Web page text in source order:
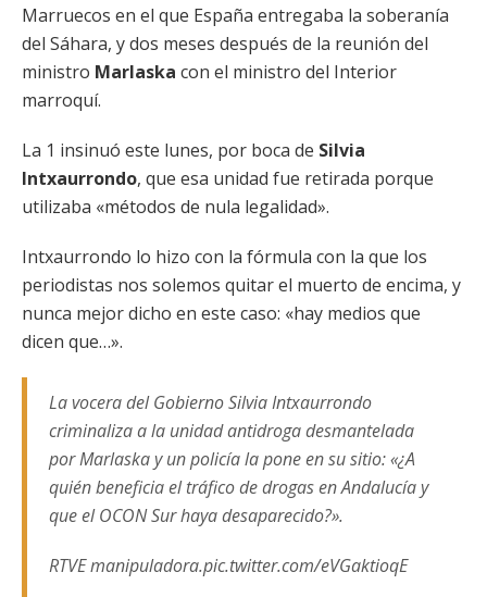
Marruecos en el que España entregaba la soberanía
del Sáhara, y dos meses después de la reunión del
ministro Marlaska con el ministro del Interior
marroquí.
La 1 insinuó este lunes, por boca de Silvia
Intxaurrondo, que esa unidad fue retirada porque
utilizaba «métodos de nula legalidad».
Intxaurrondo lo hizo con la fórmula con la que los
periodistas nos solemos quitar el muerto de encima, y
nunca mejor dicho en este caso: «hay medios que
dicen que…».
La vocera del Gobierno Silvia Intxaurrondo
criminaliza a la unidad antidroga desmantelada
por Marlaska y un policía la pone en su sitio: «¿A
quién beneficia el tráfico de drogas en Andalucía y
que el OCON Sur haya desaparecido?».
RTVE manipuladora.pic.twitter.com/eVGaktioqE